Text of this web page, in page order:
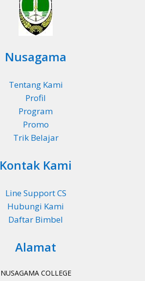
Nusagama
Tentang Kami
Profil
Program
Promo
Trik Belajar
Kontak Kami
Line Support CS
Hubungi Kami
Daftar Bimbel
Alamat
NUSAGAMA COLLEGE